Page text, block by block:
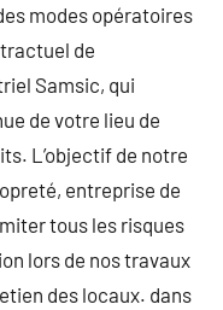
modes opératoires
de
Samsic, qui
de votre lieu de
L’objectif de notre
entreprise de
tous les risques
lors de nos travaux
des locaux. dans